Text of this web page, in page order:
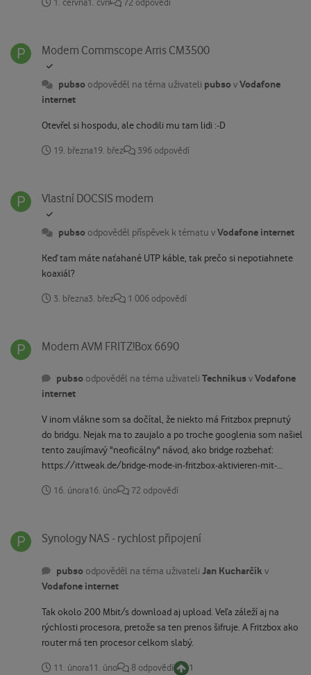
1. června1. čvn 72 odpovědí
Modem Commscope Arris CM3500
pubso odpověděl na téma uživateli pubsovVodafone
internet
Otevřel si hospodu, ale chodili mu tam lidi :-D
19. března19. břez 396 odpovědí
Vlastní DOCSIS modem
pubso odpověděl příspěvek k tématu vVodafone internet
Keď tam máte naťahané UTP káble, tak prečo si nepotiahnete
koaxiál?
3. března3. břez 1 006 odpovědí
Modem AVM FRITZ!Box 6690
pubso odpověděl na téma uživateliTechnikusvVodafone
internet
V inom vlákne som sa dočítal, že niekto má Fritzbox prepnutý
do bridgu. Nejak ma to zaujalo a po troche googlenia som našiel
tento zaujímavý "neoficálny" návod, ako bridge rozbehať:
https://ittweak.de/bridge-mode-in-fritzbox-aktivieren-mit-
https://www.youtube.com/watch?v=AGq9uHw3xF8 Zaujímalo
16. února16. úno 72 odpovědí
Synology NAS - rychlost připojení
pubso odpověděl na téma uživateliJan Kucharčík v
Vodafone internet
Tak okolo 200 Mbit/s download aj upload. Veľa záleží aj na
rýchlosti procesora, pretože sa ten prenos šifruje. A Fritzbox ako
router má ten procesor celkom slabý.
11. února11. úno 8 odpovědí 1